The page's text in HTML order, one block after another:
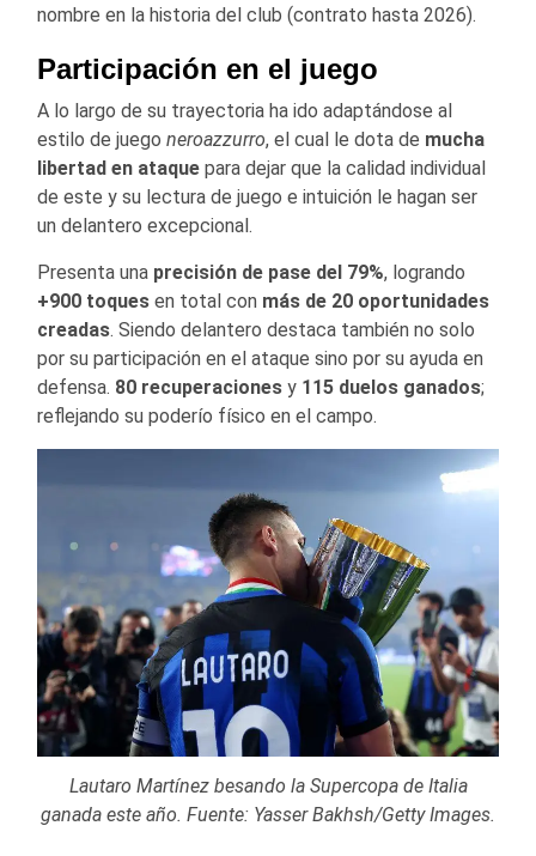
nombre en la historia del club (contrato hasta 2026).
Participación en el juego
A lo largo de su trayectoria ha ido adaptándose al
estilo de juego neroazzurro, el cual le dota de mucha
libertad en ataque para dejar que la calidad individual
de este y su lectura de juego e intuición le hagan ser
un delantero excepcional.
Presenta una precisión de pase del 79%, logrando
+900 toques en total con más de 20 oportunidades
creadas. Siendo delantero destaca también no solo
por su participación en el ataque sino por su ayuda en
defensa. 80 recuperaciones y 115 duelos ganados;
reflejando su poderío físico en el campo.
Lautaro Martínez besando la Supercopa de Italia
ganada este año. Fuente: Yasser Bakhsh/Getty Images.